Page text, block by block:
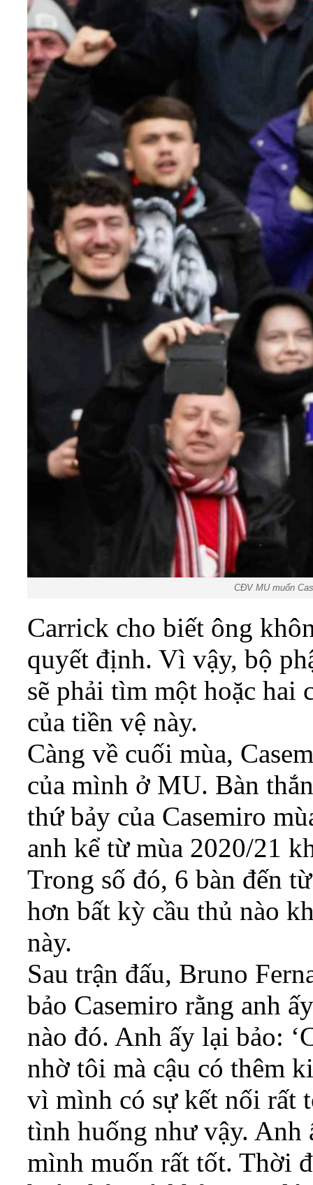
CĐV MU muốn
Carrick cho biết ông
quyết định. Vì vậy, bộ
sẽ phải tìm một hoặc hai
của tiền vệ này.
Càng về cuối mùa,
của mình ở MU. Bàn
thứ bảy của Casemiro
anh kể từ mùa 2020/21
Trong số đó, 6 bàn đến
hơn bất kỳ cầu thủ nào
này.
Sau trận đấu, Bruno
bảo Casemiro rằng anh
nào đó. Anh ấy lại bảo:
nhờ tôi mà cậu có thêm
vì mình có sự kết nối rất
tình huống như vậy.
mình muốn rất tốt. Thời